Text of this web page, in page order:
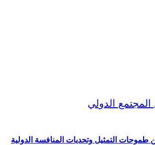
طموحات التمثيل وتحديات المنافسة الدولية